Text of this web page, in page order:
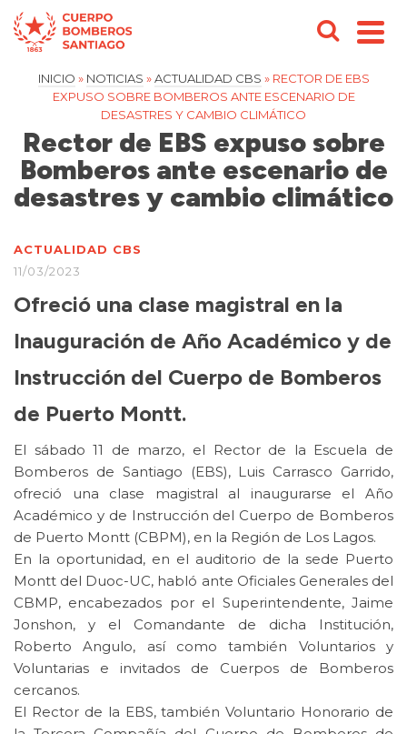
INICIO » NOTICIAS » ACTUALIDAD CBS » RECTOR DE EBS
EXPUSO SOBRE BOMBEROS ANTE ESCENARIO DE
DESASTRES Y CAMBIO CLIMÁTICO
Rector de EBS expuso sobre
Bomberos ante escenario de
desastres y cambio climático
ACTUALIDAD CBS
11/03/2023
Ofreció una clase magistral en la
Inauguración de Año Académico y de
Instrucción del Cuerpo de Bomberos
de Puerto Montt.
El sábado 11 de marzo, el Rector de la Escuela de
Bomberos de Santiago (EBS), Luis Carrasco Garrido,
ofreció una clase magistral al inaugurarse el Año
Académico y de Instrucción del Cuerpo de Bomberos
de Puerto Montt (CBPM), en la Región de Los Lagos.
En la oportunidad, en el auditorio de la sede Puerto
Montt del Duoc-UC, habló ante Oficiales Generales del
CBMP, encabezados por el Superintendente, Jaime
Jonshon, y el Comandante de dicha Institución,
Roberto Angulo, así como también Voluntarios y
Voluntarias e invitados de Cuerpos de Bomberos
cercanos.
El Rector de la EBS, también Voluntario Honorario de